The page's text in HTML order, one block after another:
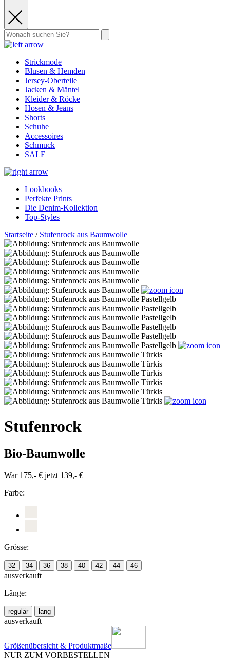
Strickmode
Blusen & Hemden
Jersey-Oberteile
Jacken & Mäntel
Kleider & Röcke
Hosen & Jeans
Shorts
Schuhe
Accessoires
Schmuck
SALE
Lookbooks
Perfekte Prints
Die Denim-Kollektion
Top-Styles
Startseite / Stufenrock aus Baumwolle
Stufenrock
Bio-Baumwolle
War 175,- € jetzt 139,- €
Farbe:
Grösse:
32 34 36 38 40 42 44 46
ausverkauft
Länge:
regulär lang
ausverkauft
Größenübersicht & Produktmaße
NUR ZUM VORBESTELLEN